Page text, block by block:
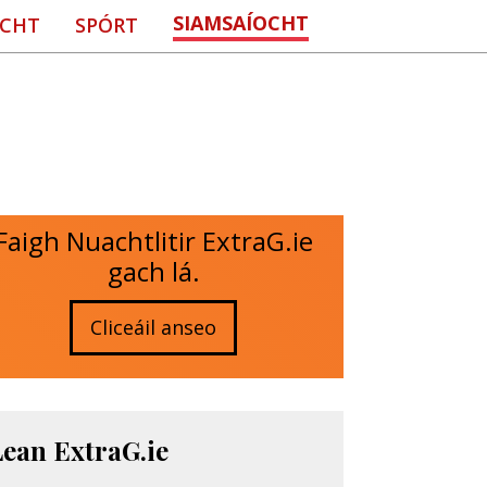
SPÓRT SIAMSAÍOCHT
Nuachtlitir ExtraG.ie
gach lá.
Cliceáil anseo
ExtraG.ie